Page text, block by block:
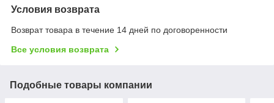
Условия возврата
Возврат товара в течение 14 дней по договоренности
Все условия возврата
Подобные товары компании